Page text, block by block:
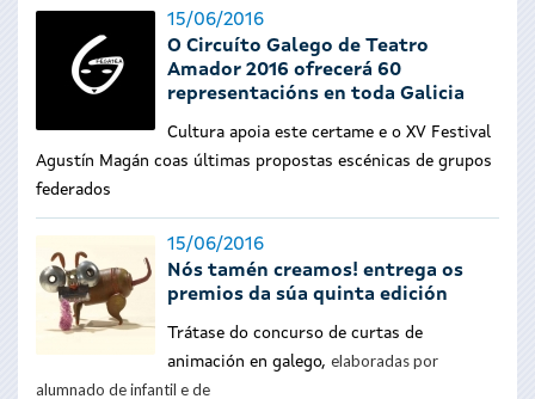
15/06/2016
O Circuíto Galego de Teatro
Amador 2016 ofrecerá 60
representacións en toda Galicia
Cultura apoia este certame e o XV Festival
Agustín Magán coas últimas propostas escénicas de grupos
federados
15/06/2016
Nós tamén creamos! entrega os
premios da súa quinta edición
Trátase do concurso de curtas de
animación en galego, elaboradas por
alumnado de infantil e de